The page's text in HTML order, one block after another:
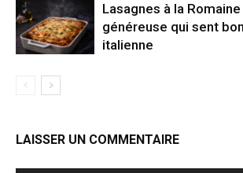
Lasagnes à la
généreuse qui sent
italienne
LAISSER UN COMMENTAIRE